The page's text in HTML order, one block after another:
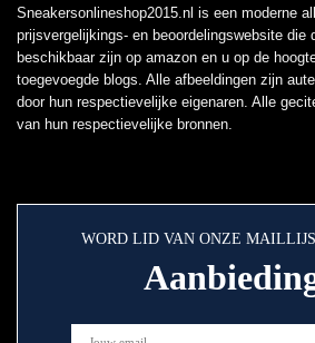
Sneakersonlineshop2015.nl is een moderne
prijsvergelijkings- en beoordelingswebsite die
beschikbaar zijn op amazon en u op de
toegevoegde blogs. Alle afbeeldingen zijn
door hun respectievelijke eigenaren. Alle
van hun respectievelijke bronnen.
WORD LID VAN ONZE